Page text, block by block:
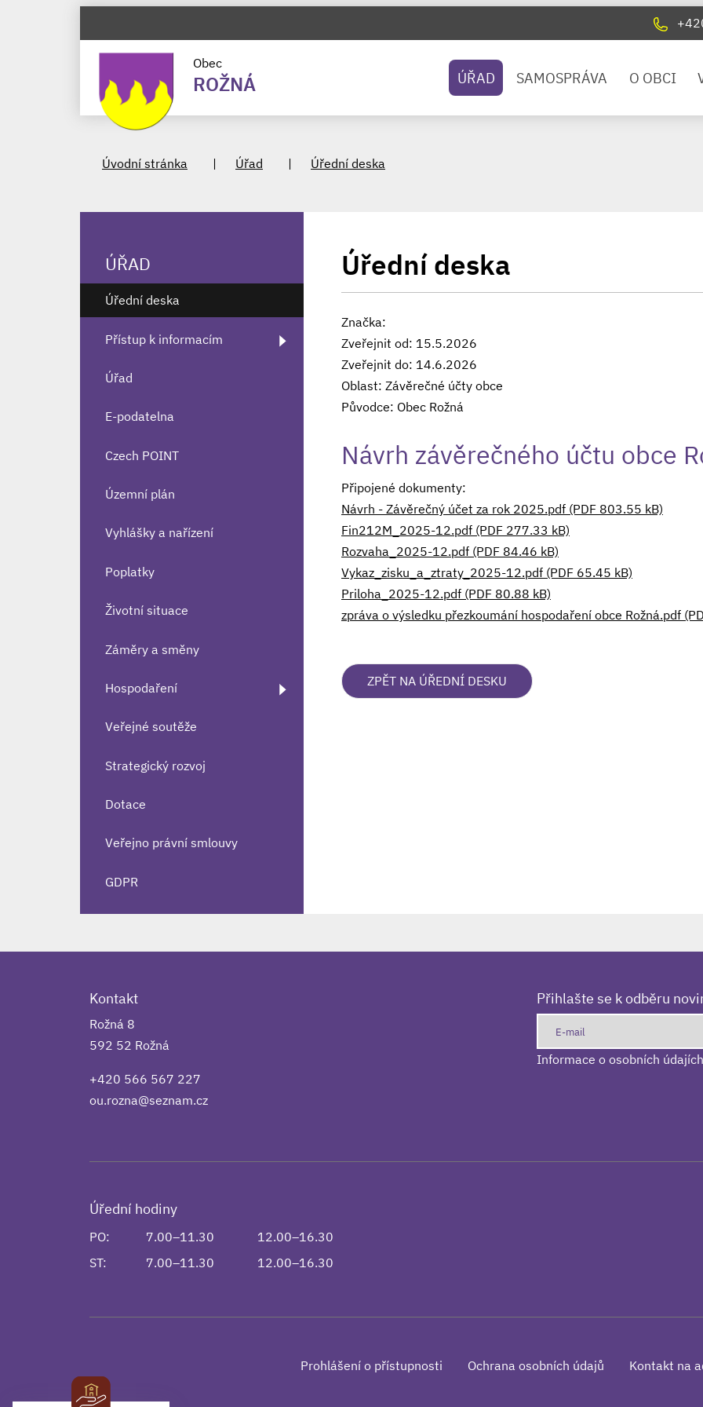
Obec
ROŽNÁ ÚŘAD SAMOSPRÁVA O OBCI
Úvodní stránka Úřad Úřední deska
Úřední deska
Značka:
Zveřejnit od: 15.5.2026
Zveřejnit do: 14.6.2026
Oblast: Závěrečné účty obce
Původce: Obec Rožná
Návrh závěrečného účtu obce
Připojené dokumenty:
Návrh - Závěrečný účet za rok 2025.pdf (PDF 803.55 kB)
Fin212M_2025-12.pdf (PDF 277.33 kB)
Rozvaha_2025-12.pdf (PDF 84.46 kB)
Vykaz_zisku_a_ztraty_2025-12.pdf (PDF 65.45 kB)
Priloha_2025-12.pdf (PDF 80.88 kB)
zpráva o výsledku přezkoumání hospodaření obce Rožná.pdf
ZPĚT NA ÚŘEDNÍ DESKU
ÚŘAD
Úřední deska
Přístup k informacím
Úřad
E-podatelna
Czech POINT
Územní plán
Vyhlášky a nařízení
Poplatky
Životní situace
Záměry a směny
Hospodaření
Veřejné soutěže
Strategický rozvoj
Dotace
Veřejno právní smlouvy
GDPR
Kontakt
Rožná 8
592 52 Rožná
+420 566 567 227
ou.rozna@seznam.cz
Přihlašte se k odběru
Informace o osobních údajích
Úřední hodiny
PO: 7.00–11.30
12.00–16.30
ST:
7.00–11.30 12.00–16.30
Prohlášení o přístupnosti Ochrana osobních údajů Kontakt na